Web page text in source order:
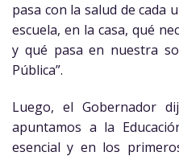
pasa con la salud de cada
escuela, en la casa, qué
y qué pasa en nuestra
Pública”.
Luego, el Gobernador
apuntamos a la
esencial y en los